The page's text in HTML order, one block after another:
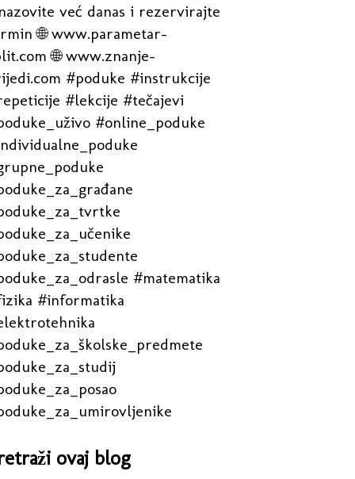
već danas i rezervirajte
🌐 www.parametar-
🌐 www.znanje-
#poduke #instrukcije
#lekcije #tečajevi
#online_poduke
#matematika
#informatika
ovaj blog